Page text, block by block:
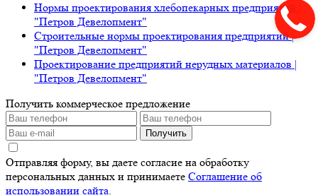
Нормы проектирования хлебопекарных предприятий |
"Петров Девелопмент"
Строительные нормы проектирования предприятий |
"Петров Девелопмент"
Проектирование предприятий нерудных материалов |
"Петров Девелопмент"
Получить коммерческое предложение
Получить
Отправляя форму, вы даете согласие на обработку
персональных данных и принимаете Соглашение об
использовании сайта.